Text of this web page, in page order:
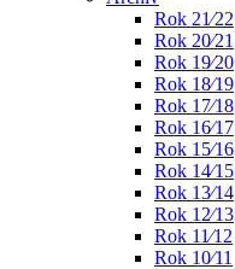
Rok 21⁄22
Rok 20⁄21
Rok 19⁄20
Rok 18⁄19
Rok 17⁄18
Rok 16⁄17
Rok 15⁄16
Rok 14⁄15
Rok 13⁄14
Rok 12⁄13
Rok 11⁄12
Rok 10⁄11